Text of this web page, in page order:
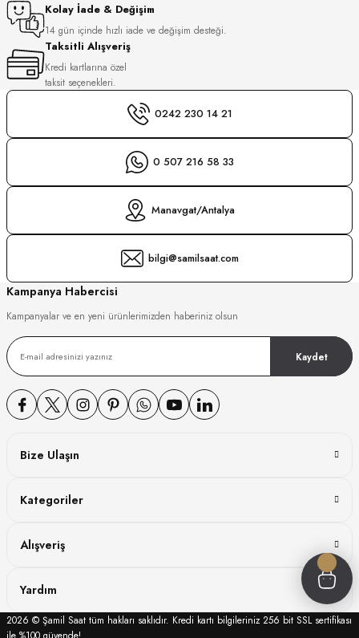
Kolay İade & Değişim
14 gün içinde hızlı iade ve değişim desteği.
Taksitli Alışveriş
Kredi kartlarına özel
taksit seçenekleri.
0242 230 14 21
0 507 216 58 33
Manavgat/Antalya
bilgi@samilsaat.com
Kampanya Habercisi
Kampanyalar ve en yeni ürünlerimizden haberiniz olsun
Kaydet
Bize Ulaşın
Kategoriler
Alışveriş
Yardım
2026 © Şamil Saat tüm hakları saklıdır. Kredi kartı bilgileriniz 256 bit SSL sertifikası
ile %100 güvende!
WATCH